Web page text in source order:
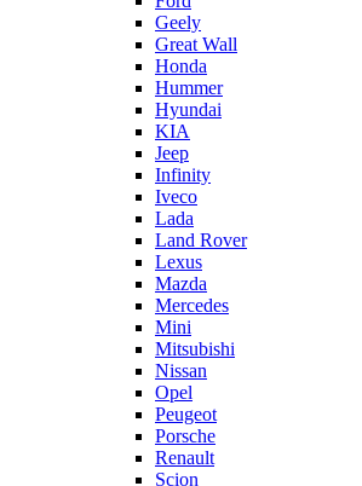
Geely
Great Wall
Honda
Hummer
Hyundai
KIA
Jeep
Infinity
Iveco
Lada
Land Rover
Lexus
Mazda
Mercedes
Mini
Mitsubishi
Nissan
Opel
Peugeot
Porsche
Renault
Scion